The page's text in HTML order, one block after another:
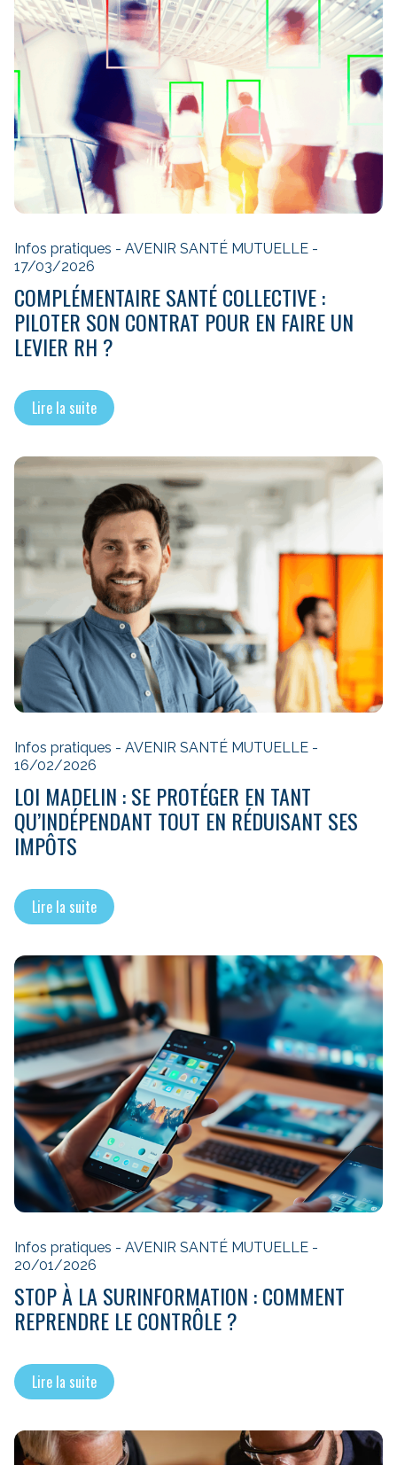
Infos pratiques - AVENIR SANTÉ MUTUELLE -
17/03/2026
COMPLÉMENTAIRE SANTÉ COLLECTIVE :
PILOTER SON CONTRAT POUR EN FAIRE UN
LEVIER RH ?
Lire la suite
Infos pratiques - AVENIR SANTÉ MUTUELLE -
16/02/2026
LOI MADELIN : SE PROTÉGER EN TANT
QU’INDÉPENDANT TOUT EN RÉDUISANT SES
IMPÔTS
Lire la suite
Infos pratiques - AVENIR SANTÉ MUTUELLE -
20/01/2026
STOP À LA SURINFORMATION : COMMENT
REPRENDRE LE CONTRÔLE ?
Lire la suite